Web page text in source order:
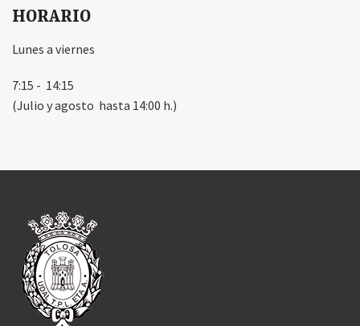
HORARIO
Lunes a viernes
7:15 - 14:15
(Julio y agosto hasta 14:00 h.)